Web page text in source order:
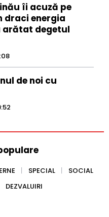
îi acuză pe
draci energia
arătat degetul
de noi cu
SPECIAL
SOCIAL
DEZVALUIRI